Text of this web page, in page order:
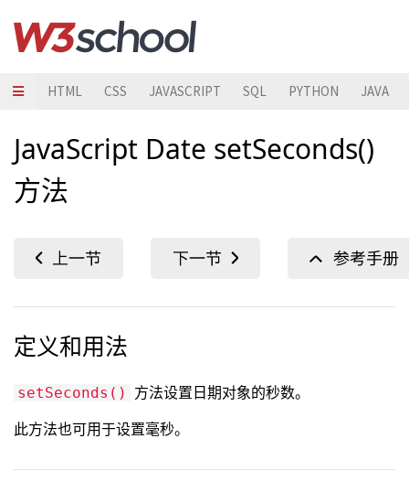
HTML CSS JAVASCRIPT SQL PYTHON JAVA
JavaScript Date setSeconds()
方法
定义和用法
setSeconds()
方法设置日期对象的秒数。
此方法也可用于设置毫秒。